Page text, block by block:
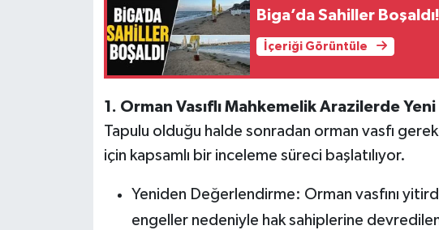
Biga’da Sahiller Boşaldı!
İçeriği Görüntüle
1. Orman Vasıflı Mahkemelik Arazilerde Yeni
Tapulu olduğu halde sonradan orman vasfı
için kapsamlı bir inceleme süreci başlatılıyor.
Yeniden Değerlendirme: Orman vasfını
engeller nedeniyle hak sahiplerine